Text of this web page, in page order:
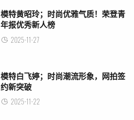
模特黄昭玲；时尚优雅气质！荣登青
年报优秀新人榜
2025-11-27
模特白飞婷；时尚潮流形象，网拍签
约新突破
2025-11-22